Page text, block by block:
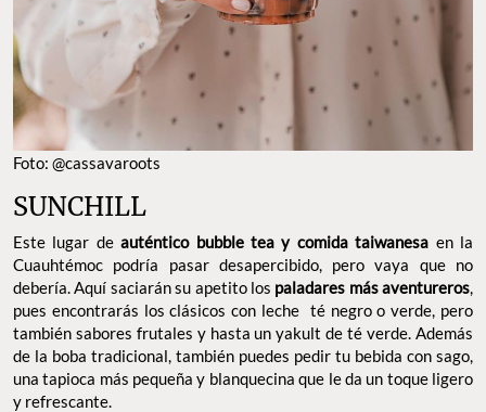
Foto: @cassavaroots
SUNCHILL
Este lugar deauténtico bubble tea y comida taiwanesa en la
Cuauhtémoc podría pasar desapercibido, pero vaya que no
debería. Aquí saciarán su apetito los paladares más aventureros,
pues encontrarás los clásicos con leche té negro o verde, pero
también sabores frutales y hasta un yakult de té verde. Además
de la boba tradicional, también puedes pedir tu bebida con sago,
una tapioca más pequeña y blanquecina que le da un toque ligero
y refrescante.